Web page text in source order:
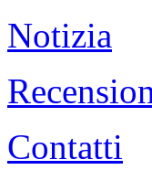
Notizia
Contatti